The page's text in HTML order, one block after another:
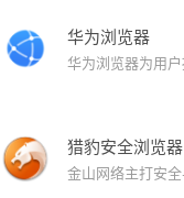
华为浏览器
猎豹安全浏览器